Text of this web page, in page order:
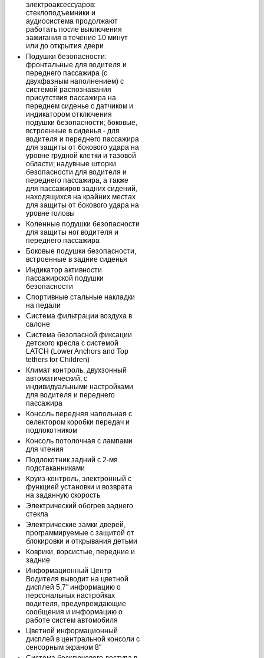
электроаксессуаров:
стеклоподъемники и
аудиосистема продолжают
работать после выключения
зажигания в течение 10 минут
или до открытия двери
Подушки безопасности:
фронтальные для водителя и
переднего пассажира (с
двухфазным наполнением) с
системой распознавания
присутствия пассажира на
переднем сиденье с датчиком и
индикатором отключения
подушки безопасности; боковые,
встроенные в сиденья - для
водителя и переднего пассажира
для защиты от бокового удара на
уровне грудной клетки и тазовой
области; надувные шторки
безопасности для водителя и
переднего пассажира, а также
для пассажиров задних сидений,
находящихся на крайних местах
для защиты от бокового удара на
уровне головы
Коленные подушки безопасности
для защиты ног водителя и
переднего пассажира
Боковые подушки безопасности,
встроенные в задние сиденья
Индикатор активности
пассажирской подушки
безопасности
Спортивные стальные накладки
на педали
Система фильтрации воздуха в
салоне
Система безопасной фиксации
детского кресла c системой
LATCH (Lower Anchors and Top
tethers for Children)
Климат контроль, двухзонный
автоматический, с
индивидуальными настройками
для водителя и переднего
пассажира
Консоль передняя напольная с
селектором коробки передач и
подлокотником
Консоль потолочная с лампами
для чтения
Подлокотник задний с 2-мя
подстаканниками
Круиз-контроль, электронный с
функцией установки и возврата
на заданную скорость
Электрический обогрев заднего
стекла
Электрические замки дверей,
программируемые с защитой от
блокировки и открывания детьми
Коврики, ворсистые, передние и
задние
Информационный Центр
Водителя выводит на цветной
дисплей 5,7" информацию о
персональных настройках
водителя, предупреждающие
сообщения и информацию о
работе систем автомобиля
Цветной информационный
дисплей в центральной консоли с
сенсорным экраном 8"